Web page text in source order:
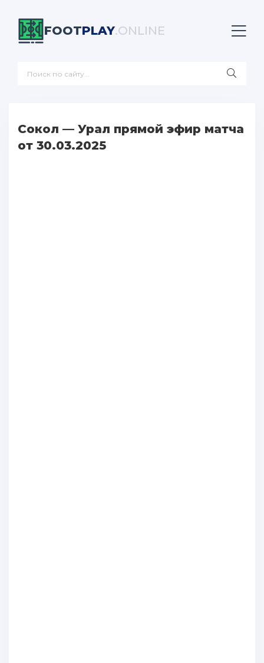
FOOTPLAY.ONLINE
Сокол — Урал прямой эфир матча
от 30.03.2025